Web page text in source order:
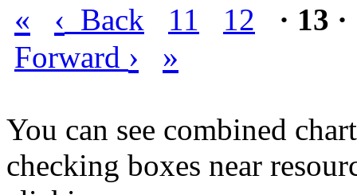
« ‹ Back 11 12
· 13 ·
Forward › »
You can see combined
checking boxes near